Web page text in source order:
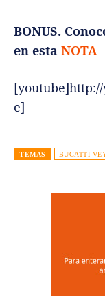
BONUS.
en esta NOTA
[youtube]http://
e]
TEMAS BUGATTI